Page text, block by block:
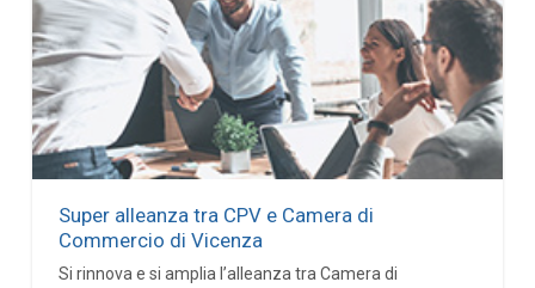
Super alleanza tra CPV e Camera di
Commercio di Vicenza
Si rinnova e si amplia l’alleanza tra Camera di